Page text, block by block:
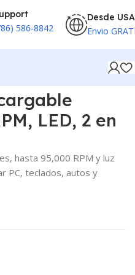
586-8842
Desde USA
Envio
LED, 2 en
hasta 95,000 RPM y luz
PC, teclados, autos y